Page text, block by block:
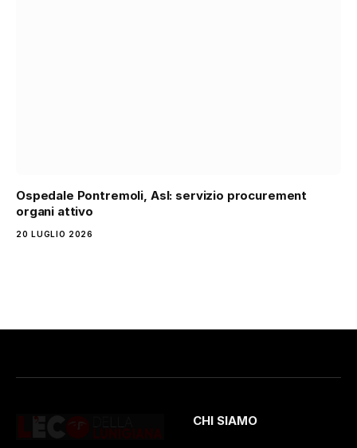
Ospedale Pontremoli, Asl: servizio procurement
organi attivo
20 LUGLIO 2026
CHI SIAMO